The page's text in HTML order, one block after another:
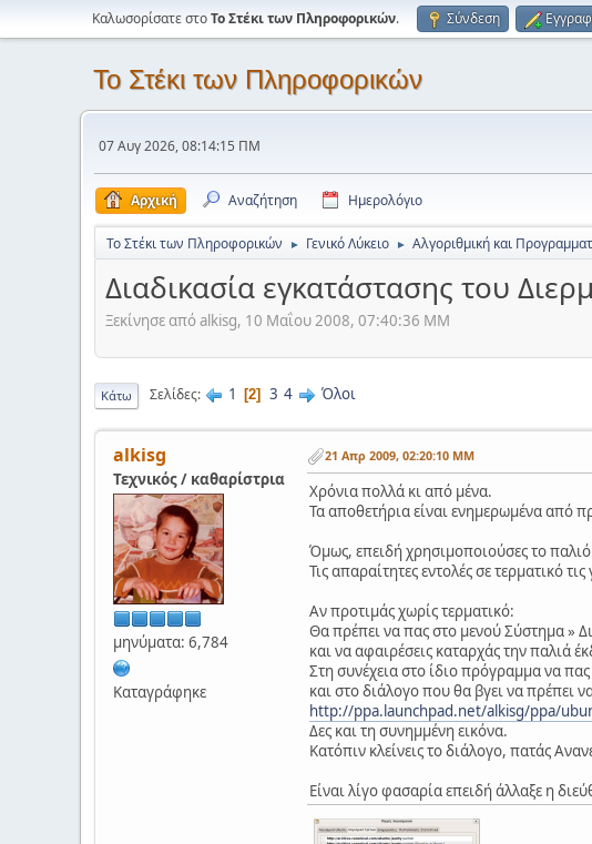
Καλωσορίσατε στοΤο Στέκι των Πληροφορικών. Σύνδεση
Το Στέκι των Πληροφορικών
07 Αυγ 2026, 08:14:15 ΠΜ
Αρχική Αναζήτηση Ημερολόγιο
Το Στέκι των Πληροφορικών ► Γενικό Λύκειο ► Αλγοριθμική και
Διαδικασία εγκατάστασης του
Ξεκίνησε από alkisg, 10 Μαΐου 2008, 07:40:36 ΜΜ
Κάτω Σελίδες 1 2 3 4 Όλοι
alkisg
Τεχνικός / καθαρίστρια
μηνύματα: 6,784
Καταγράφηκε
21 Απρ 2009, 02:20:10 ΜΜ
Χρόνια πολλά κι από μένα.
Τα αποθετήρια είναι ενημερωμένα από
Όμως, επειδή χρησιμοποιούσες το παλιό
Τις απαραίτητες εντολές σε τερματικό
Αν προτιμάς χωρίς τερματικό:
Θα πρέπει να πας στο μενού Σύστημα »
και να αφαιρέσεις καταρχάς την παλιά
Στη συνέχεια στο ίδιο πρόγραμμα να
και στο διάλογο που θα βγει να πρέπει
http://ppa.launchpad.net/alkisg/ppa/
Δες και τη συνημμένη εικόνα.
Κατόπιν κλείνεις το διάλογο, πατάς
Είναι λίγο φασαρία επειδή άλλαξε η